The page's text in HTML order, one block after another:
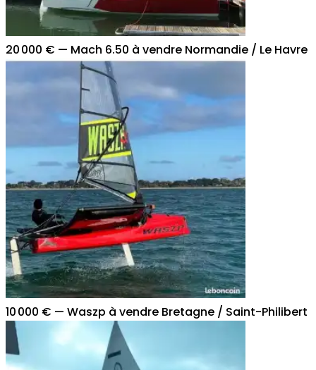
20 000 € — Mach 6.50 à vendre Normandie / Le Havre
10 000 € — Waszp à vendre Bretagne / Saint-Philibert